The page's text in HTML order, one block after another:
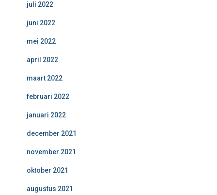
juli 2022
juni 2022
mei 2022
april 2022
maart 2022
februari 2022
januari 2022
december 2021
november 2021
oktober 2021
augustus 2021